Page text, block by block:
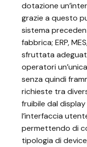
dotazione
grazie a questo
sistema
fabbrica; ERP,
sfruttata
operatori
senza quindi
richieste tra
fruibile dal
l’interfaccia
permettendo di
tipologia di